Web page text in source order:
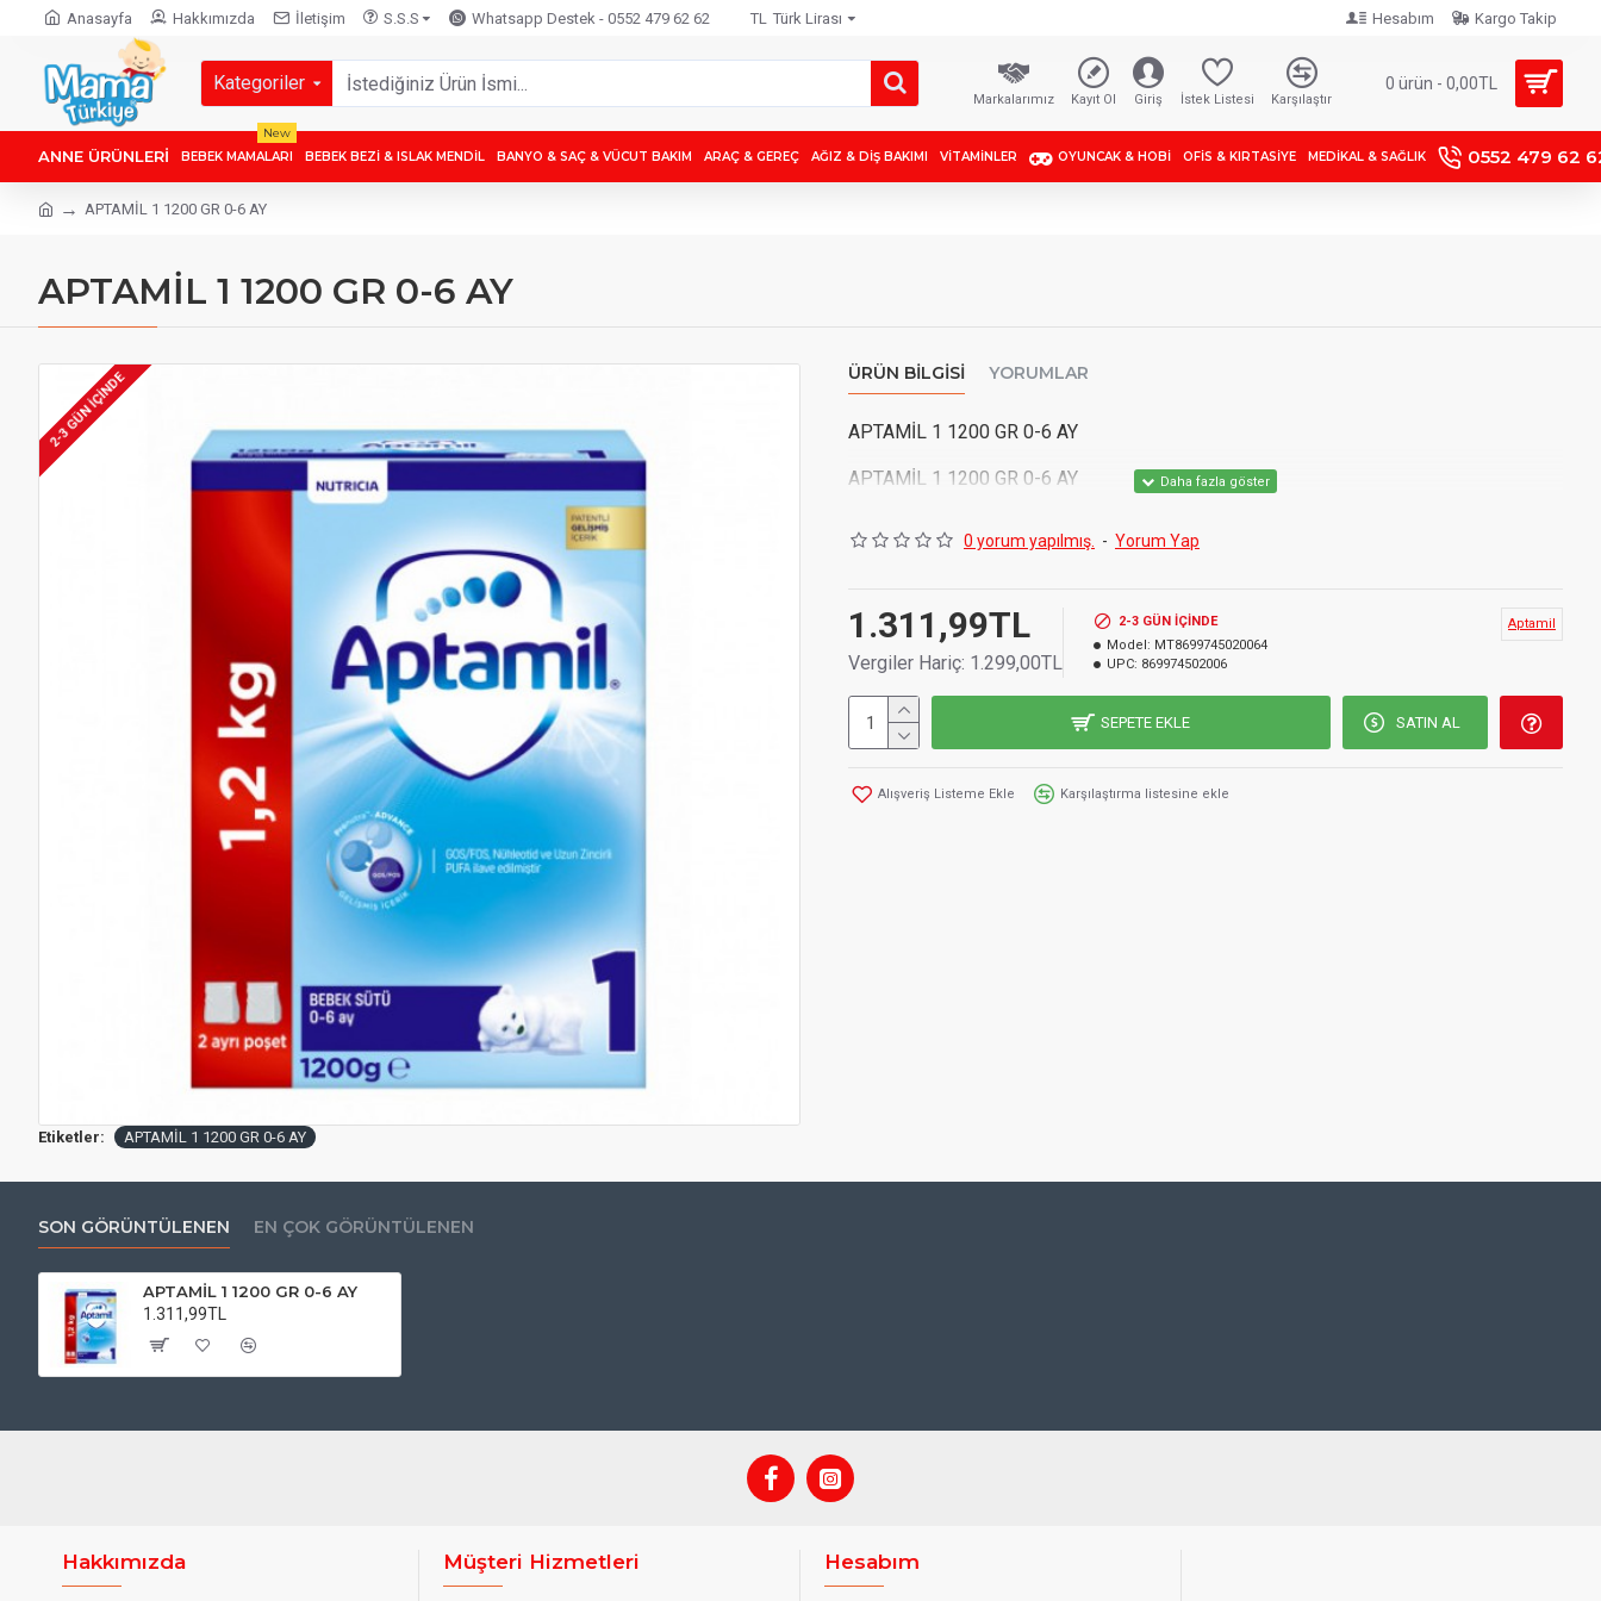
Anasayfa Hakkımızda İletişim S.S.S Whatsapp Destek - 0552 479 62 62 TL Türk Lirası Hesabım Kargo Takip
Kategoriler
Markalarımız Kayıt Ol Giriş İstek Listesi Karşılaştır
0 ürün - 0,00TL
ANNE ÜRÜNLERİ BEBEK MAMALARI
New
BEBEK BEZİ & ISLAK MENDİL
BANYO & SAÇ & VÜCUT BAKIM ARAÇ & GEREÇ AĞIZ & DIŞ BAKIMI VITAMINLER OYUNCAK & HOBİ OFIS & KIRTASIYE MEDİKAL & SAĞLIK 0552 479 62
APTAMİL 1 1200 GR 0-6 AY
APTAMİL 1 1200 GR 0-6 AY
2-3 GÜN IÇINDE ÜRÜN BILGISI YORUMLAR
APTAMİL 1 1200 GR 0-6 AY
APTAMİL 1 1200 GR 0-6 AY
0 yorum yapılmış. - Yorum Yap
1.311,99TL
Vergiler Hariç: 1.299,00TL
2-3 GÜN IÇINDE
Model: MT8699745020064
UPC: 869974502006
Aptamil
SEPETE EKLE SATIN AL
Alışveriş Listeme Ekle Karşılaştırma listesine ekle
Etiketler: APTAMİL 1 1200 GR 0-6 AY
SON GÖRÜNTÜLENEN EN ÇOK GÖRÜNTÜLENEN
APTAMİL 1 1200 GR 0-6 AY
1.311,99TL
Hakkımızda Müşteri Hizmetleri Hesabım